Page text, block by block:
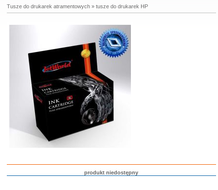
Tusze do drukarek atramentowych» tusze do drukarek HP
produkt niedostępny